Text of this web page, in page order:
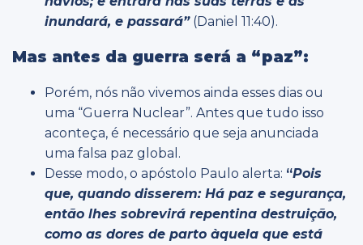
inundará, e passará”(Daniel 11:40).
Mas antes da guerra será a “paz”:
Porém, nós não vivemos ainda esses dias ou
uma “Guerra Nuclear”. Antes que tudo isso
aconteça, é necessário que seja anunciada
uma falsa paz global.
Desse modo, o apóstolo Paulo alerta: “Pois
que, quando disserem: Há paz e segurança,
então lhes sobrevirá repentina destruição,
como as dores de parto àquela que está